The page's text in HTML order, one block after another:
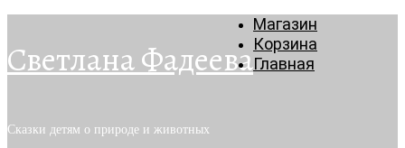
Светлана Фадеева
Сказки детям о природе и животных
Магазин
Корзина
Главная